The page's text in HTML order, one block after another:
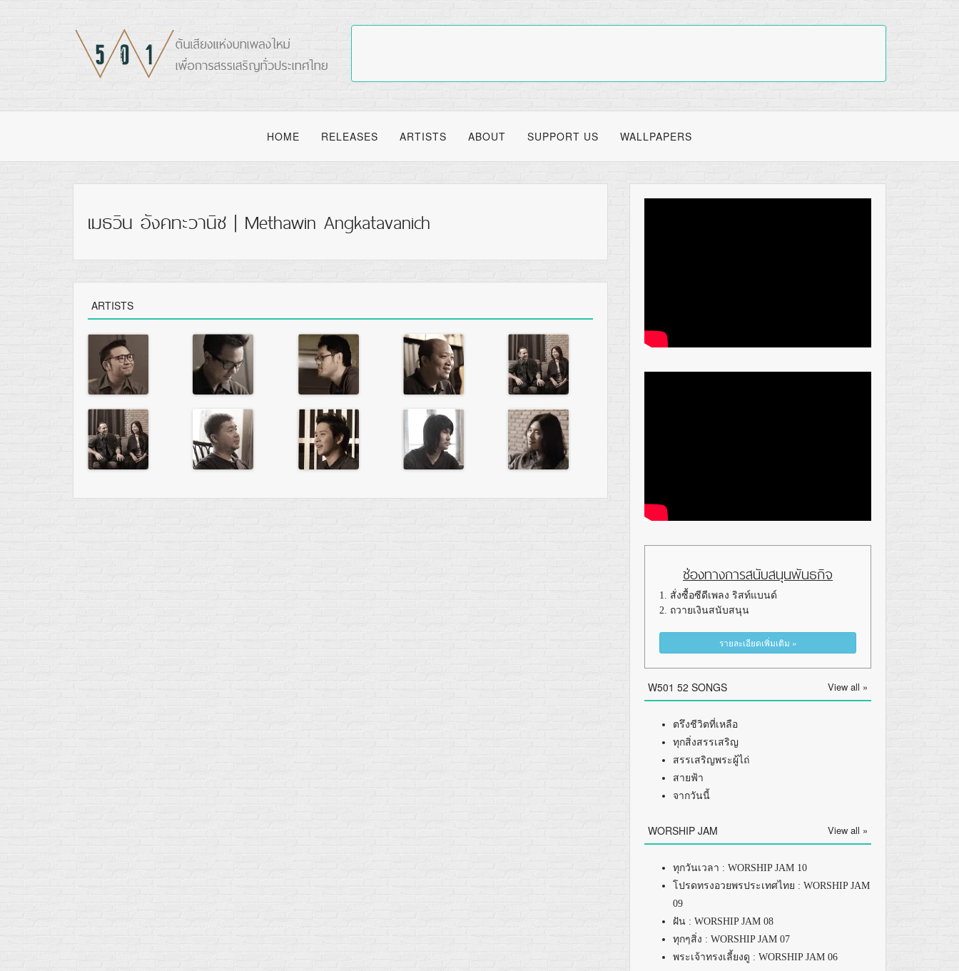
HOME RELEASES ARTISTS ABOUT SUPPORT US WALLPAPERS
เมธวิน อังคทะวานิช | Methawin Angkatavanich
ARTISTS
ช่องทางการสนับสนุนพันธกิจ
1. สั่งซื้อซีดีเพลง ริสท์แบนด์
2. ถวายเงินสนับสนุน
รายละเอียดเพิ่มเติม »
W501 52 SONGS View all »
ตรึงชีวิตที่เหลือ
ทุกสิ่งสรรเสริญ
สรรเสริญพระผู้ไถ่
สายฟ้า
จากวันนี้
WORSHIP JAM View all »
ทุกวันเวลา : WORSHIP JAM 10
โปรดทรงอวยพรประเทศไทย : WORSHIP JAM
09
ฝัน : WORSHIP JAM 08
ทุกๆสิ่ง : WORSHIP JAM 07
พระเจ้าทรงเลี้ยงดู : WORSHIP JAM 06